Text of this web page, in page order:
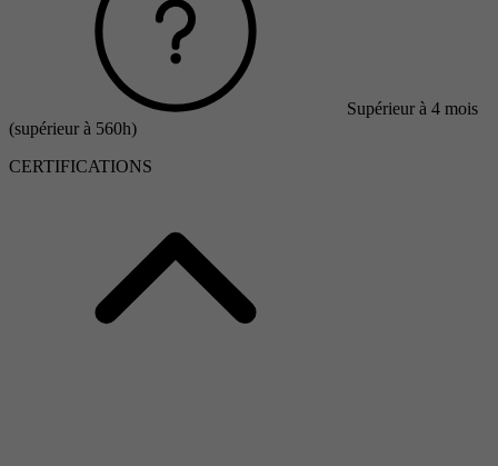
Supérieur à 4 mois
(supérieur à 560h)
CERTIFICATIONS